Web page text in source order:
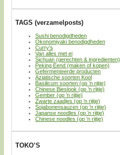
TAGS (verzamelposts)
Sushi benodigdheden
Okonomiyaki benodigdheden
Curry’s
Van alles met ei
Sichuan (gerechten & ingredienten)
Peking Eend (maken of kopen)
Gefermenteerde producten
Aziatische soorten Kool
Basilicum soorten (op ’n rijtje)
Chinese Bieslook (op ’n rijtje)
Gember (op ’n rijtje)
Zwarte zaadjes (op ’n rijtje)
Sojabonensauzen (op ’n rijtje)
Japanse noodles (op ’n rijtje)
Chinese noodles (op ’n rijtje)
TOKO’S